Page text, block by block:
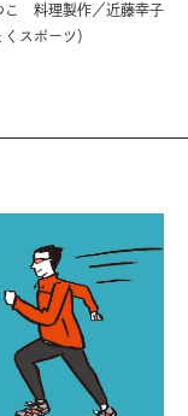
こ 料理製作／近藤幸子
スポーツ）